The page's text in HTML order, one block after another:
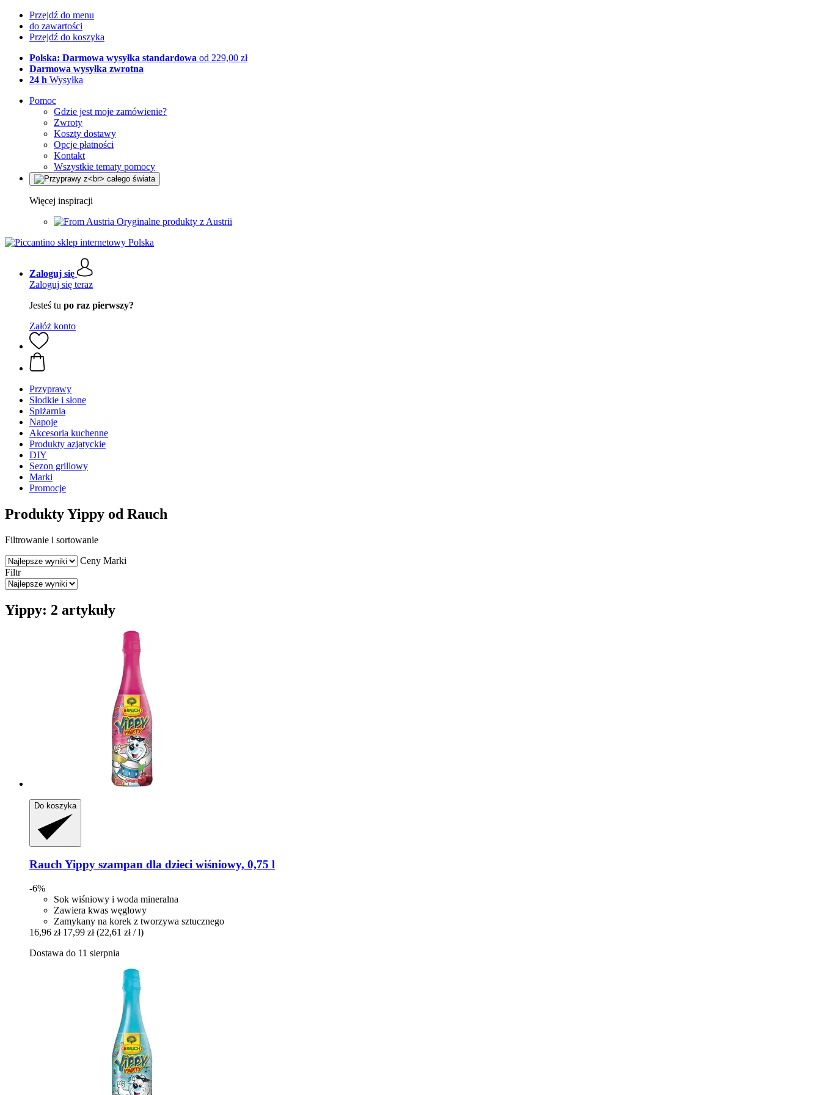
Przejdź do menu
do zawartości
Przejdź do koszyka
Polska: Darmowa wysyłka standardowa od 229,00 zł
Darmowa wysyłka zwrotna
24 h Wysyłka
Pomoc
Gdzie jest moje zamówienie?
Zwroty
Koszty dostawy
Opcje płatności
Kontakt
Wszystkie tematy pomocy
Więcej inspiracji
Oryginalne produkty z Austrii
Zaloguj się
Zaloguj się teraz
Jesteś tu po raz pierwszy?
Załóż konto
Przyprawy
Słodkie i słone
Spiżarnia
Napoje
Akcesoria kuchenne
Produkty azjatyckie
DIY
Sezon grillowy
Marki
Promocje
Produkty Yippy od Rauch
Filtrowanie i sortowanie
Ceny Marki
Filtr
Yippy: 2 artykuły
Do koszyka
RauchYippy szampan dla dzieci wiśniowy, 0,75 l
-6%
Sok wiśniowy i woda mineralna
Zawiera kwas węglowy
Zamykany na korek z tworzywa sztucznego
16,96 zł 17,99 zł (22,61 zł / l)
Dostawa do 11 sierpnia